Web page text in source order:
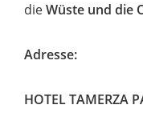
dieWüste und die
Adresse:
HOTEL TAMERZA